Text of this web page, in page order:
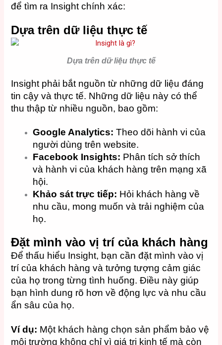
để tìm ra Insight chính xác:
Dựa trên dữ liệu thực tế
Dựa trên dữ liệu thực tế
Insight phải bắt nguồn từ những dữ liệu đáng
tin cậy và thực tế. Những dữ liệu này có thể
thu thập từ nhiều nguồn, bao gồm:
Google Analytics: Theo dõi hành vi của
người dùng trên website.
Facebook Insights: Phân tích sở thích
và hành vi của khách hàng trên mạng xã
hội.
Khảo sát trực tiếp: Hỏi khách hàng về
nhu cầu, mong muốn và trải nghiệm của
họ.
Đặt mình vào vị trí của khách hàng
Để thấu hiểu Insight, bạn cần đặt mình vào vị
trí của khách hàng và tưởng tượng cảm giác
của họ trong từng tình huống. Điều này giúp
bạn hình dung rõ hơn về động lực và nhu cầu
ẩn sâu của họ.
Ví dụ: Một khách hàng chọn sản phẩm bảo vệ
môi trường không chỉ vì giá trị kinh tế mà còn